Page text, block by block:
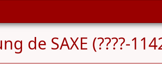
de SAXE (????-